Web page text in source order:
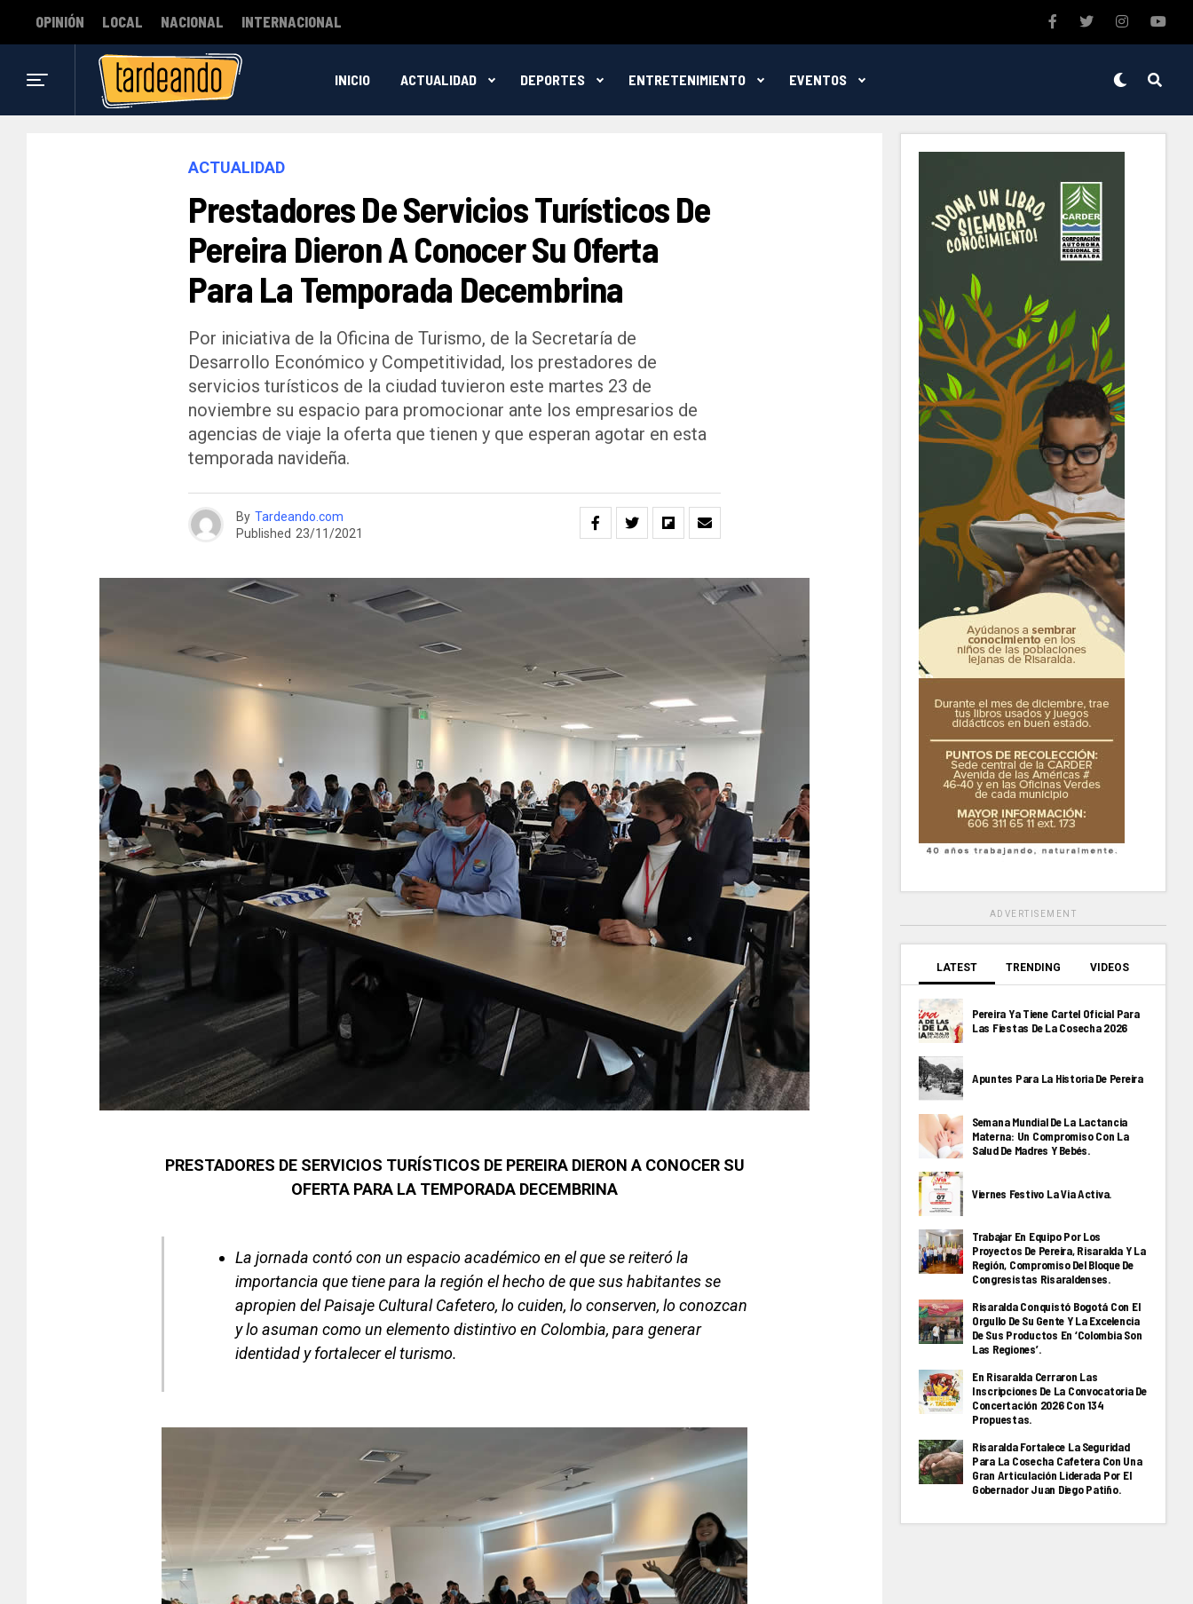
OPINIÓN LOCAL NACIONAL INTERNACIONAL
INICIO ACTUALIDAD DEPORTES ENTRETENIMIENTO EVENTOS
ACTUALIDAD
Prestadores De Servicios Turísticos De
Pereira Dieron A Conocer Su Oferta
Para La Temporada Decembrina
Por iniciativa de la Oficina de Turismo, de la Secretaría de
Desarrollo Económico y Competitividad, los prestadores de
servicios turísticos de la ciudad tuvieron este martes 23 de
noviembre su espacio para promocionar ante los empresarios de
agencias de viaje la oferta que tienen y que esperan agotar en esta
temporada navideña.
By Tardeando.com
Published 23/11/2021
PRESTADORES DE SERVICIOS TURÍSTICOS DE PEREIRA DIERON A CONOCER SU
OFERTA PARA LA TEMPORADA DECEMBRINA
La jornada contó con un espacio académico en el que se reiteró la
importancia que tiene para la región el hecho de que sus habitantes se
apropien del Paisaje Cultural Cafetero, lo cuiden, lo conserven, lo conozcan
y lo asuman como un elemento distintivo en Colombia, para generar
identidad y fortalecer el turismo.
ADVERTISEMENT
LATEST TRENDING VIDEOS
Pereira Ya Tiene Cartel Oficial Para
Las Fiestas De La Cosecha 2026
Apuntes Para La Historia De Pereira
Semana Mundial De La Lactancia
Materna: Un Compromiso Con La
Salud De Madres Y Bebés.
Viernes Festivo La Via Activa.
Trabajar En Equipo Por Los
Proyectos De Pereira, Risaralda Y La
Región, Compromiso Del Bloque De
Congresistas Risaraldenses.
Risaralda Conquistó Bogotá Con El
Orgullo De Su Gente Y La Excelencia
De Sus Productos En ‘Colombia Son
Las Regiones’.
En Risaralda Cerraron Las
Inscripciones De La Convocatoria De
Concertación 2026 Con 134
Propuestas.
Risaralda Fortalece La Seguridad
Para La Cosecha Cafetera Con Una
Gran Articulación Liderada Por El
Gobernador Juan Diego Patiño.